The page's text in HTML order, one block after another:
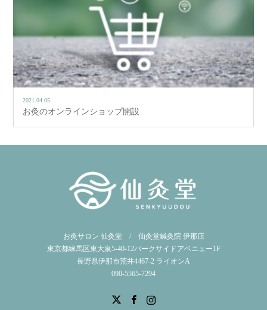
2021.04.05
お灸のオンラインショップ開設
お灸サロン 仙灸堂 / 仙灸堂鍼灸院 伊那店
東京都練馬区東大泉5-40-12パークサイドアベニュー1F
長野県伊那市荒井4467-2 ライオンA
090-5565-7294